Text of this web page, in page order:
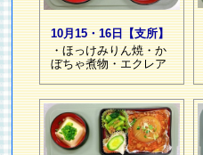
10月15・16日【支所】
・ほっけみりん焼・か
ぼちゃ煮物・エクレア